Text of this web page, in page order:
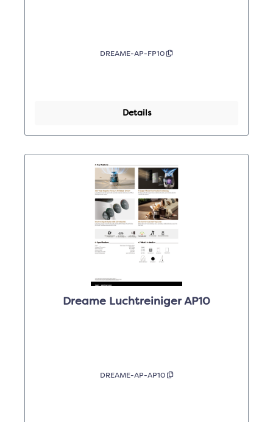
DREAME-AP-FP10
Details
Dreame Luchtreiniger AP10
DREAME-AP-AP10